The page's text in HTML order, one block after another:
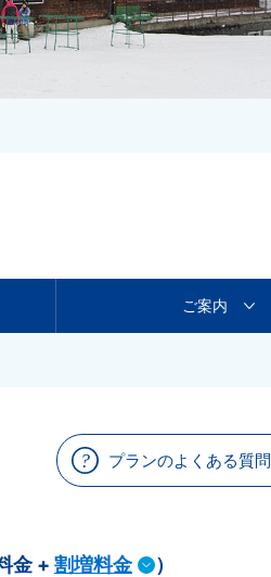
ご案内
プランのよくある質問
金 + 割増料金 ）